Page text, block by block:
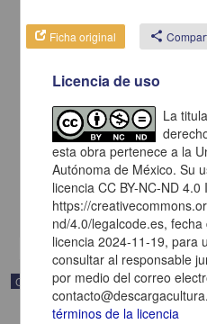
Carta de H. C. Pitman a Francisco I.
una fotografía
Pitman, H. C.
[sin fecha]
Multidisciplina
Correspondencia postal
Ficha original share
Licencia de uso
La
esta obra pertenece a la
Autónoma de México. Su
licencia CC BY-NC-ND 4.0
https://
nd/4.0/legalcode.es,
licencia 2024-11-19, para
consultar al responsable
por medio del correo
términos de la licencia